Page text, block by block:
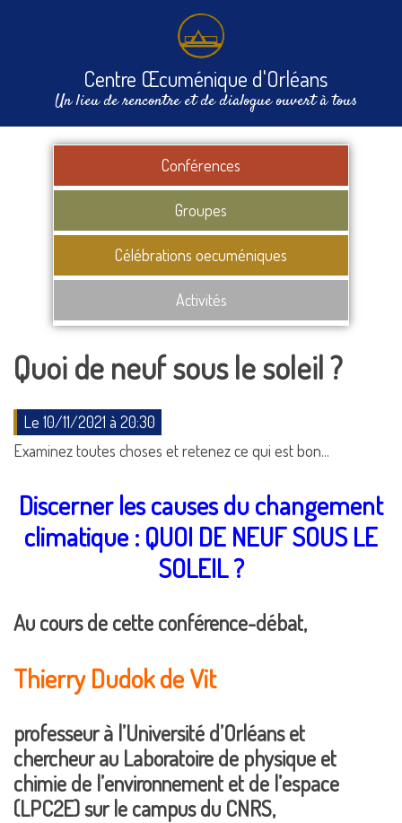
Centre Œcuménique d'Orléans
Un lieu de rencontre et de dialogue ouvert à tous
Conférences
Groupes
Célébrations oecuméniques
Activités
Quoi de neuf sous le soleil ?
Le 10/11/2021 à 20:30
Examinez toutes choses et retenez ce qui est bon...
Discerner les causes du changement
climatique : QUOI DE NEUF SOUS LE
SOLEIL ?
Au cours de cette conférence-débat,
Thierry Dudok de Vit
professeur à l’Université d’Orléans et
chercheur au Laboratoire de physique et
chimie de l’environnement et de l’espace
(LPC2E) sur le campus du CNRS,